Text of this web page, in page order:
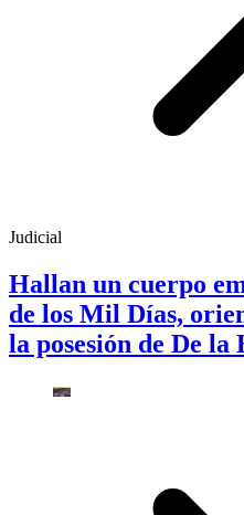
Judicial
Hallan un cuerpo
de los Mil Días,
la posesión de De la